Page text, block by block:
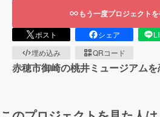
もう一度プロジェクト
ポスト シェア
埋め込み
QRコード
赤穂市御崎の桃井ミュージアムを